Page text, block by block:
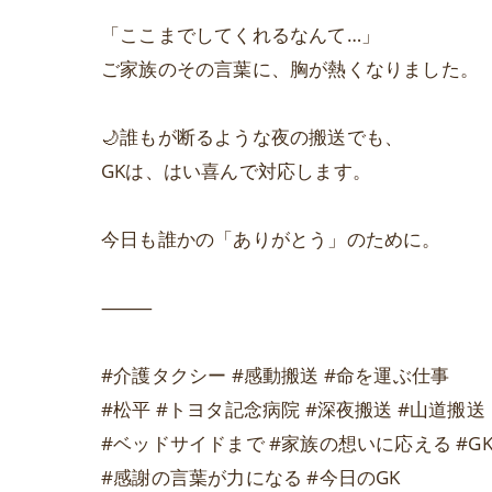
「ここまでしてくれるなんて…」
ご家族のその言葉に、胸が熱くなりました。
🌙誰もが断るような夜の搬送でも、
GKは、はい喜んで対応します。
今日も誰かの「ありがとう」のために。
⸻
#介護タクシー #感動搬送 #命を運ぶ仕事
#松平 #トヨタ記念病院 #深夜搬送 #山道搬送
#ベッドサイドまで #家族の想いに応える
#感謝の言葉が力になる #今日のGK